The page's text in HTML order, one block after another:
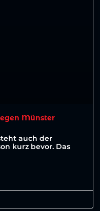
Münster
auch der
kurz bevor. Das